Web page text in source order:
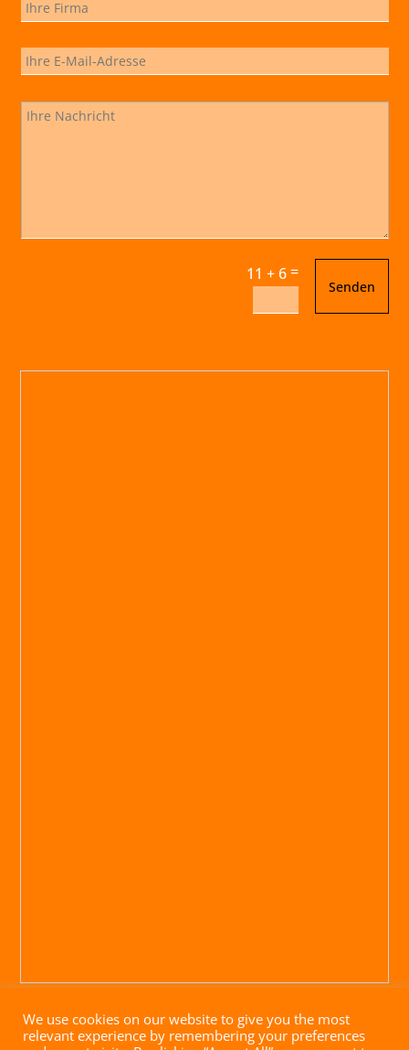
11 + 6=
Senden
We use cookies on our website to give you the most
relevant experience by remembering your preferences